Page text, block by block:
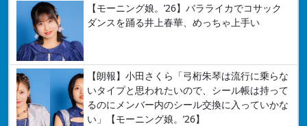
【モーニング娘。’26】バラライカでコサック
ダンスを踊る井上春華、めっちゃ上手い
【朗報】小田さくら「弓桁朱琴は流行に乗らな
いタイプと思われたいので、シール帳は持って
るのにメンバー内のシール交換に入っていかな
い」【モーニング娘。’26】